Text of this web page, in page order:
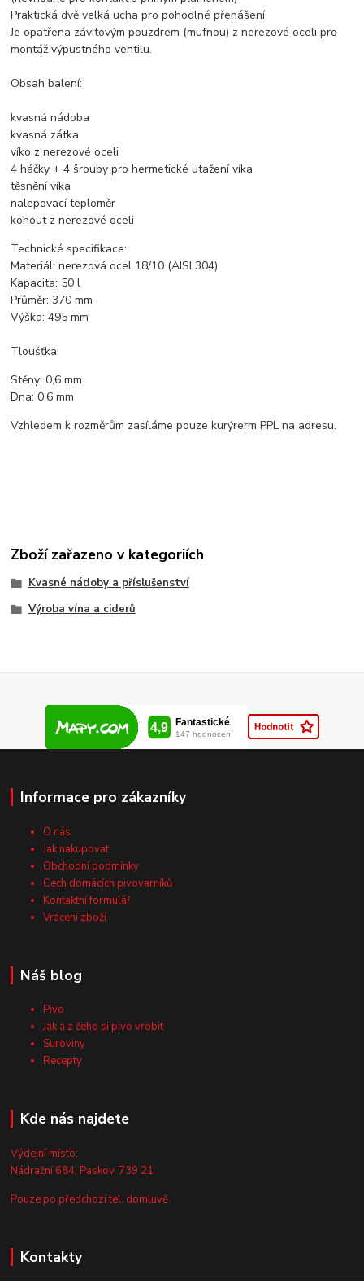
Praktická dvě velká ucha pro pohodlné přenášení.
Je opatřena závitovým pouzdrem (mufnou) z nerezové oceli pro
montáž výpustného ventilu.
Obsah balení:
kvasná nádoba
kvasná zátka
víko z nerezové oceli
4 háčky + 4 šrouby pro hermetické utažení víka
těsnění víka
nalepovací teploměr
kohout z nerezové oceli
Technické specifikace:
Materiál: nerezová ocel 18/10 (AISI 304)
Kapacita: 50 l
Průměr: 370 mm
Výška: 495 mm
Tloušťka:
Stěny: 0,6 mm
Dna: 0,6 mm
Vzhledem k rozměrům zasíláme pouze kurýrerm PPL na adresu.
Zboží zařazeno v kategoriích
Kvasné nádoby a příslušenství
Výroba vína a ciderů
Informace pro zákazníky
O nás
Jak nakupovat
Obchodní podmínky
Cech domácích pivovarníků
Kontaktní formulář
Vrácení zboží
Náš blog
Pivo
Jak a z čeho si pivo vrobit
Suroviny
Recepty
Kde nás najdete
Výdejní místo:
Nádražní 684, Paskov, 739 21
Pouze po předchozí tel. domluvě.
Kontakty